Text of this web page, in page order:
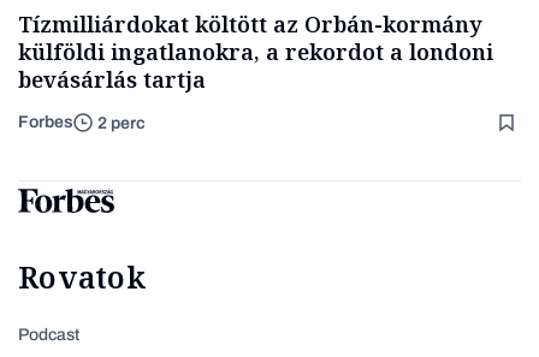
Tízmilliárdokat költött az Orbán-kormány
külföldi ingatlanokra, a rekordot a londoni
bevásárlás tartja
Forbes 2 perc
Rovatok
Podcast